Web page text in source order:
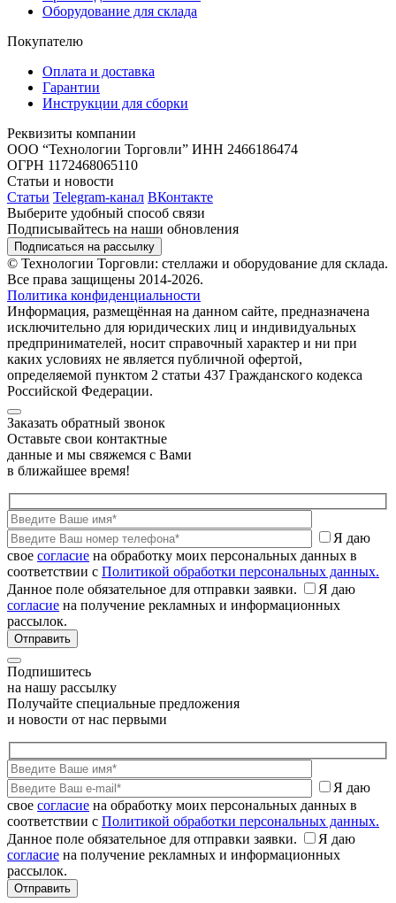
Оборудование для склада
Покупателю
Оплата и доставка
Гарантии
Инструкции для сборки
Реквизиты компании
ООО “Технологии Торговли” ИНН 2466186474
ОГРН 1172468065110
Статьи и новости
Статьи Telegram-канал ВКонтакте
Выберите удобный способ связи
Подписывайтесь на наши обновления
Подписаться на рассылку
© Технологии Торговли: стеллажи и оборудование для склада.
Все права защищены 2014-2026.
Политика конфиденциальности
Информация, размещённая на данном сайте, предназначена
исключительно для юридических лиц и индивидуальных
предпринимателей, носит справочный характер и ни при
каких условиях не является публичной офертой,
определяемой пунктом 2 статьи 437 Гражданского кодекса
Российской Федерации.
Заказать обратный звонок
Оставьте свои контактные
данные и мы свяжемся с Вами
в ближайшее время!
Я даю
свое согласие на обработку моих персональных данных в
соответствии с Политикой обработки персональных данных.
Данное поле обязательное для отправки заявки.
Я даю
согласие на получение рекламных и информационных
рассылок.
Подпишитесь
на нашу рассылку
Получайте специальные предложения
и новости от нас первыми
Я даю
свое согласие на обработку моих персональных данных в
соответствии с Политикой обработки персональных данных.
Данное поле обязательное для отправки заявки.
Я даю
согласие на получение рекламных и информационных
рассылок.